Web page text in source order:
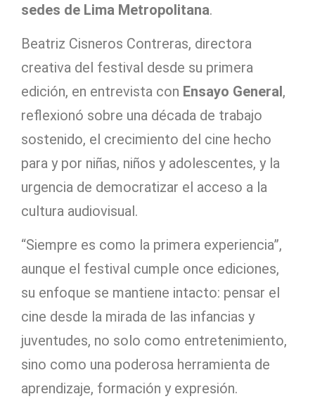
sedes de Lima Metropolitana.
Beatriz Cisneros Contreras, directora
creativa del festival desde su primera
edición, en entrevista con Ensayo General,
reflexionó sobre una década de trabajo
sostenido, el crecimiento del cine hecho
para y por niñas, niños y adolescentes, y la
urgencia de democratizar el acceso a la
cultura audiovisual.
“Siempre es como la primera experiencia”,
aunque el festival cumple once ediciones,
su enfoque se mantiene intacto: pensar el
cine desde la mirada de las infancias y
juventudes, no solo como entretenimiento,
sino como una poderosa herramienta de
aprendizaje, formación y expresión.